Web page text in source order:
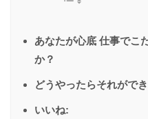
あなたが心底 仕事でこ
か？
どうやったらそれがで
いいね: